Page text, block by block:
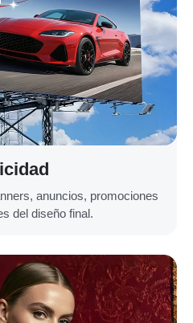
anuncios, promociones
del diseño final.